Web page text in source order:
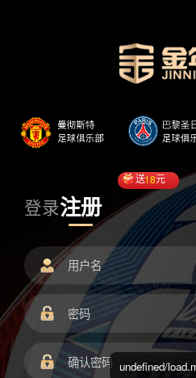
登录注册
送18元
undefined/